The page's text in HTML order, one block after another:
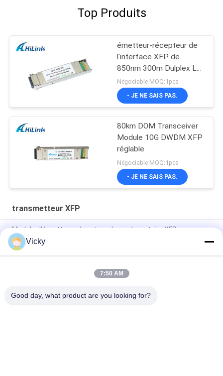
Top Produits
émetteur-récepteur de
l'interface XFP de
850nm 300m Dulplex LC
XFP-10G-SR MMF
Négociable MOQ:1pcs
- JE NE SAIS PAS.
80km DOM Transceiver
Module 10G DWDM XFP
réglable
Négociable MOQ:1pcs
- JE NE SAIS PAS.
transmetteur XFP
Module d'émetteur-récepteur du mode unitaire XFP
Projet compatible DDM de l'émetteur-récepteur CATV de
module de Huawei/genévrier XFP 10G LR FC
Sensibilité optique simple de récepteur de Gigabit Ethernet
Vicky
7:50 AM
Good day, what product are you looking for?